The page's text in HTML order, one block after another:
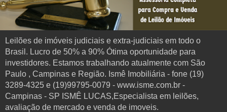
Leilões de imóveis judiciais e extra-judiciais em todo o
Brasil. Lucro de 50% a 90% Ótima oportunidade para
investidores. Estamos trabalhando atualmente com São
Paulo , Campinas e Região. Ismê Imobiliária - fone (19)
3289-4325 e (19)99795-0079 - www.isme.com.br -
Campinas - SP ISMÊ LUCAS,Especialista em leilões,
avaliação de mercado e venda de imoveis.